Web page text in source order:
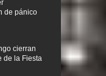
de pánico
cierran
de la Fiesta